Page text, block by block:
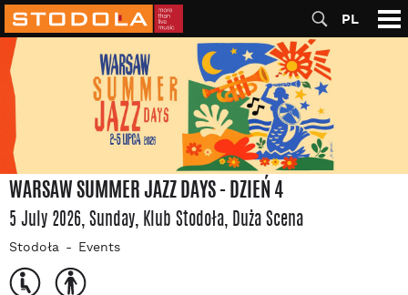
PL
WARSAW SUMMER JAZZ DAYS - DZIEŃ 4
5 July 2026, Sunday, Klub Stodoła, Duża Scena
Stodoła Events